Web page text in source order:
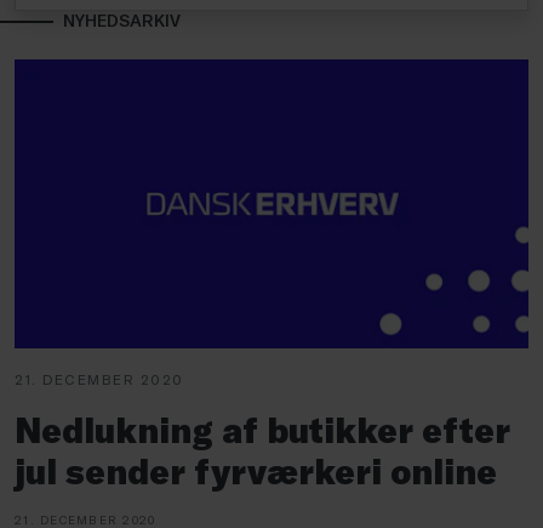
NYHEDSARKIV
21. DECEMBER 2020
Nedlukning af butikker efter
jul sender fyrværkeri online
21. DECEMBER 2020